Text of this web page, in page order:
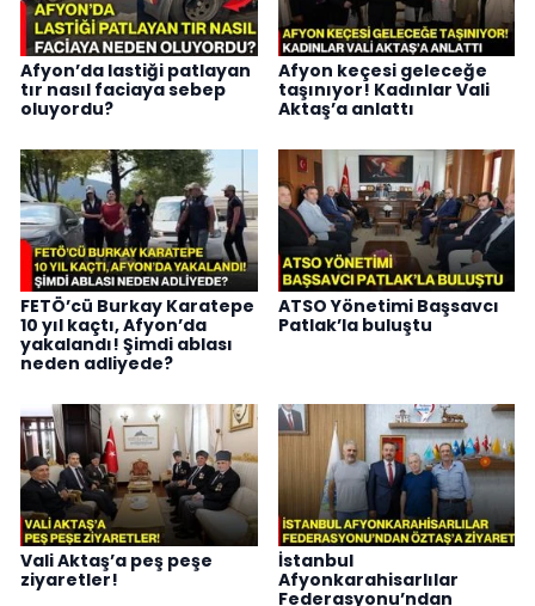
Afyon’da lastiği patlayan
tır nasıl faciaya sebep
oluyordu?
Afyon keçesi geleceğe
taşınıyor! Kadınlar Vali
Aktaş’a anlattı
FETÖ’cü Burkay Karatepe
10 yıl kaçtı, Afyon’da
yakalandı! Şimdi ablası
neden adliyede?
ATSO Yönetimi Başsavcı
Patlak’la buluştu
Vali Aktaş’a peş peşe
ziyaretler!
İstanbul
Afyonkarahisarlılar
Federasyonu’ndan